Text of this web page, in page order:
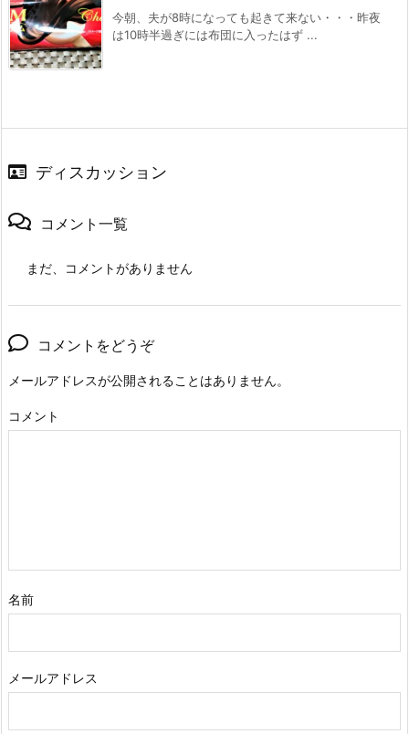
今朝、夫が8時になっても起きて来ない・・・昨夜
は10時半過ぎには布団に入ったはず ...
ディスカッション
コメント一覧
まだ、コメントがありません
コメントをどうぞ
メールアドレスが公開されることはありません。
コメント
名前
メールアドレス